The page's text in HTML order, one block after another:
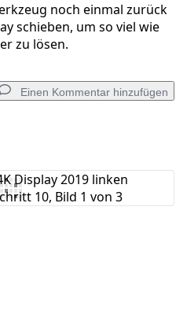
noch einmal zurück
schieben, um so viel wie
zu lösen.
Einen Kommentar hinzufügen